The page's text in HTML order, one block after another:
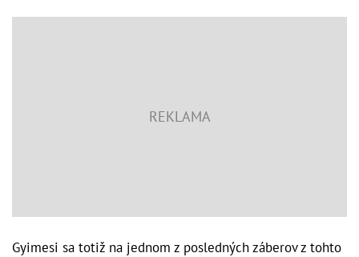
Gyimesi sa totiž na jednom z posledných záberov z tohto